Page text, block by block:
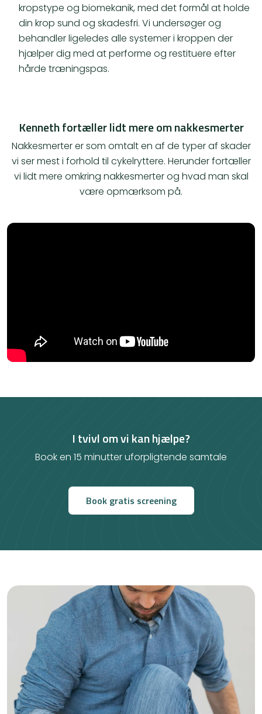
kropstype og biomekanik, med det formål at holde
din krop sund og skadesfri. Vi undersøger og
behandler ligeledes alle systemer i kroppen der
hjælper dig med at performe og restituere efter
hårde træningspas.
Kenneth fortæller lidt mere om nakkesmerter
Nakkesmerter er som omtalt en af de typer af skader
vi ser mest i forhold til cykelryttere. Herunder fortæller
vi lidt mere omkring nakkesmerter og hvad man skal
være opmærksom på.
I tvivl om vi kan hjælpe?
Book en 15 minutter uforpligtende samtale
Book gratis screening